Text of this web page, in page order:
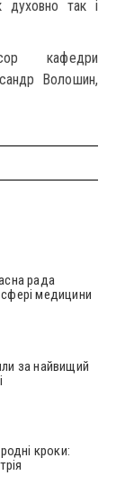
духовно так і
кафедри
Волошин,
рада
медицини
за найвищий
кроки: